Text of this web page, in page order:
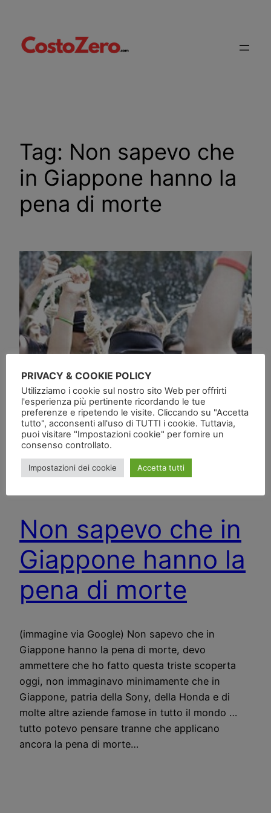
contenuto
Tag: Non sapevo che
in Giappone hanno la
pena di morte
Non sapevo che in
Giappone hanno la
pena di morte
(immagine via Google) Non sapevo che in
Giappone hanno la pena di morte, devo
ammettere che ho fatto questa triste scoperta
oggi, non immaginavo minimamente che in
Giappone, patria della Sony, della Honda e di
molte altre aziende famose in tutto il mondo …
tutto potevo pensare tranne che applicano
ancora la pena di morte…
PRIVACY & COOKIE POLICY
Utilizziamo i cookie sul nostro sito Web per offrirti
l'esperienza più pertinente ricordando le tue
preferenze e ripetendo le visite. Cliccando su "Accetta
tutto", acconsenti all'uso di TUTTI i cookie. Tuttavia,
puoi visitare "Impostazioni cookie" per fornire un
consenso controllato.
Impostazioni dei cookie Accetta tutti